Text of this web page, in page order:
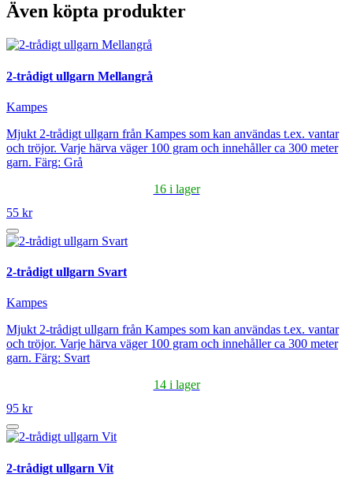
Även köpta produkter
2-trådigt ullgarn Mellangrå
Kampes
Mjukt 2-trådigt ullgarn från Kampes som kan användas t.ex. vantar
och tröjor. Varje härva väger 100 gram och innehåller ca 300 meter
garn. Färg: Grå
16 i lager
55 kr
2-trådigt ullgarn Svart
Kampes
Mjukt 2-trådigt ullgarn från Kampes som kan användas t.ex. vantar
och tröjor. Varje härva väger 100 gram och innehåller ca 300 meter
garn. Färg: Svart
14 i lager
95 kr
2-trådigt ullgarn Vit